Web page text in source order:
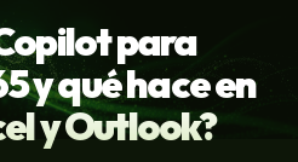
para
y qué hace en
y Outlook?